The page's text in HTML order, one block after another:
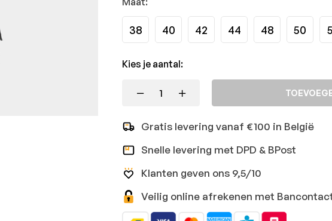
38 40 42 44 48 50
Kies je aantal:
Gratis levering vanaf €100 in België
Snelle levering met DPD & BPost
Klanten geven ons 9,5/10
Veilig online afrekenen met